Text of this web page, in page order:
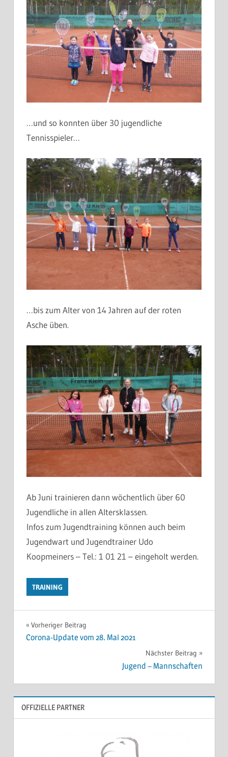
…und so konnten über 30 jugendliche
Tennisspieler…
…bis zum Alter von 14 Jahren auf der roten
Asche üben.
Ab Juni trainieren dann wöchentlich über 60
Jugendliche in allen Altersklassen.
Infos zum Jugendtraining können auch beim
Jugendwart und Jugendtrainer Udo
Koopmeiners – Tel.: 1 01 21 – eingeholt werden.
TRAINING
Beitragsnavigation
Vorheriger Beitrag
Corona-Update vom 28. Mai 2021
Nächster Beitrag
Jugend – Mannschaften
OFFIZIELLE PARTNER